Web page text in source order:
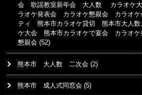
会 歌謡教室新年会 大人数 カラオケ
ラオケ発表会 カラオケ懇親会 カラオ
ティ 熊本市カラオケ貸切 熊本市大人
ケ大会 熊本市カラオケで宴会 カラオ
懇親会 (52)
熊本市 大人数 二次会 (2)
熊本市 成人式同窓会 (5)